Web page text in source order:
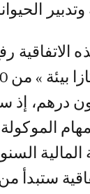
الاتفاقية
25 مليون
المالية